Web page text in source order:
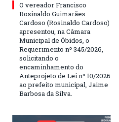
O vereador Francisco
Rosinaldo Guimarães
Cardoso (Rosinaldo Cardoso)
apresentou, na Câmara
Municipal de Óbidos, o
Requerimento nº 345/2026,
solicitando o
encaminhamento do
Anteprojeto de Lei nº 10/2026
ao prefeito municipal, Jaime
Barbosa da Silva.